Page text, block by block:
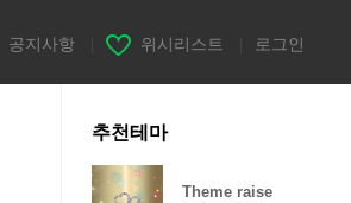
공지사항 위시리스트 로그인
추천테마
Theme raise